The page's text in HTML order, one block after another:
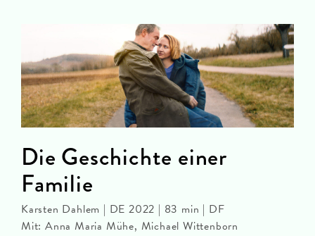
Die Geschichte einer
Familie
Karsten Dahlem | DE 2022 | 83 min | DF
Mit: Anna Maria Mühe, Michael Wittenborn